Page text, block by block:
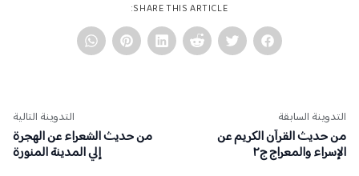
SHARE THIS ARTICLE:
التدوينة السابقة
من حديث القرآن الكريم عن
الإسراء والمعراج ج٢
التدوينة التالية
من حديث الشعراء عن الهجرة
إلي المدينة المنورة